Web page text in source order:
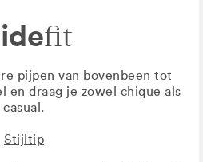
fit
pijpen van bovenbeen tot
en draag je zowel chique als
casual.
Stijltip